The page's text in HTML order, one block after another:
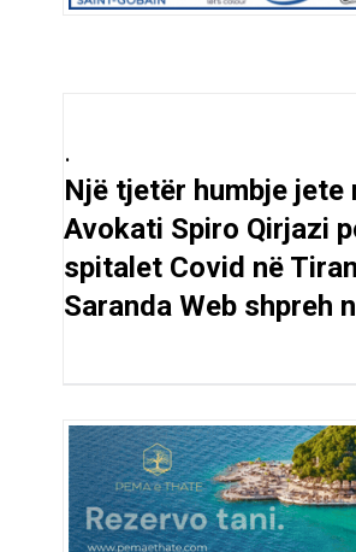
.
Një tjetër humbje jete
Avokati Spiro Qirjazi
spitalet Covid në
Saranda Web shpreh